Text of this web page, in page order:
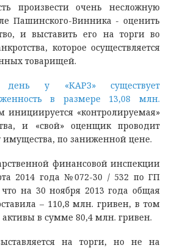
произвести очень несложную
Пашинского-Винника - оценить
и выставить его на торги во
которое осуществляется
товарищей.
у «КАРЗ» существует
в размере 13,08 млн.
инициируется «контролируемая»
и «свой» оценщик проводит
по заниженной цене.
финансовой инспекции
2014 года №072-30 / 532 по ГП
что на 30 ноября 2013 года общая
– 110,8 млн. гривен, в том
в сумме 80,4 млн. гривен.
на торги, но не на